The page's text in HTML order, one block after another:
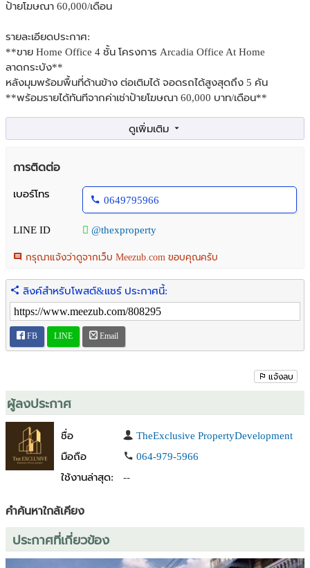
ป้ายโฆษณา 60,000/เดือน
รายละเอียดประกาศ:
**ขาย Home Office 4 ชั้น โครงการ Arcadia Office At Home
ลาดกระบัง**
หลังมุมพร้อมพื้นที่ด้านข้าง ต่อเติมได้ จอดรถได้สูงสุดถึง 5 คัน
**พร้อมรายได้ทันทีจากค่าเช่าป้ายโฆษณา 60,000 บาท/เดือน**
- พื้นที่ใช้สอย 238.2 ตารางเมตร
- โครงสร้างออกแบบเพื่อรองรับทั้งการอยู่อาศัยและทำธุรกิจ
- คลังสินค้า
- ปล่อยเช่า
- ลงทุนอสังหาริมทรัพย์
ตำแหน่งที่ตั้ง>>>https://maps.app.goo.gl/ebN1CT2F4G9D9vhQA
ราคาเพียง 15,000,000 บาท (ราคาต่อรองได้)
จุดเด่นทำเล:
- ใกล้สถาบันการศึกษาและโรงพยาบาลชื่อดัง เช่น
- สจล. (ลาดกระบัง)
- รพ.นวมินทร์ 9
- รร.เทพศิรินทร์ร่มเกล้า / เตรียมอุดมพัฒนาการสุวรรณภูมิ
- รายล้อมด้วยห้างและแหล่งช้อปปิ้ง:
- เดอะพาซิโอ ลาดกระบัง
- สยามพรีเมียมเอาท์เล็ต / เซ็นทรัลวิลเลจ
**เหมาะอย่างยิ่งสำหรับผู้ที่กำลังมองหาทำเลเปิดธุรกิจในย่านสนามบิน
สุวรรณภูมิ**
การติดต่อ
เบอร์โทร
0649795966
LINE ID @thexproperty
กรุณาแจ้งว่าดูจากเว็บ Meezub.com ขอบคุณครับ
ลิงค์สำหรับโพสต์&แชร์ ประกาศนี้:
FB LINE Email
แจ้งลบ
ผู้ลงประกาศ
ชื่อ
TheExclusive PropertyDevelopment
มือถือ
064-979-5966
ใช้งานล่าสุด:
--
คำค้นหาใกล้เคียง
ประกาศที่เกี่ยวข้อง